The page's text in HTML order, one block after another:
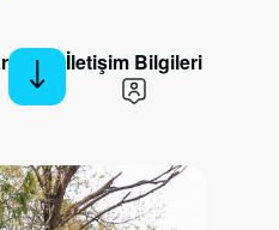
İletişim Bilgileri